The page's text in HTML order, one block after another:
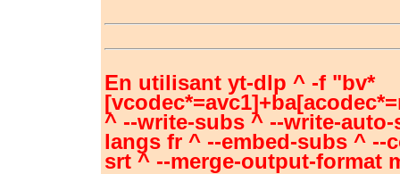
En utilisant yt-dlp ^ -f "bv*
^ --write-subs ^ --write-
langs fr ^ --embed-subs ^ --
srt ^ --merge-output-format